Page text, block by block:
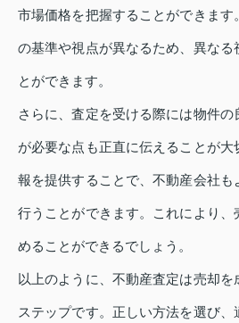
市場価格を把握することができます
の基準や視点が異なるため、異なる
とができます。
さらに、査定を受ける際には物件
が必要な点も正直に伝えることが
報を提供することで、不動産会社も
行うことができます。これにより、
めることができるでしょう。
以上のように、不動産査定は売却
ステップです。正しい方法を選び